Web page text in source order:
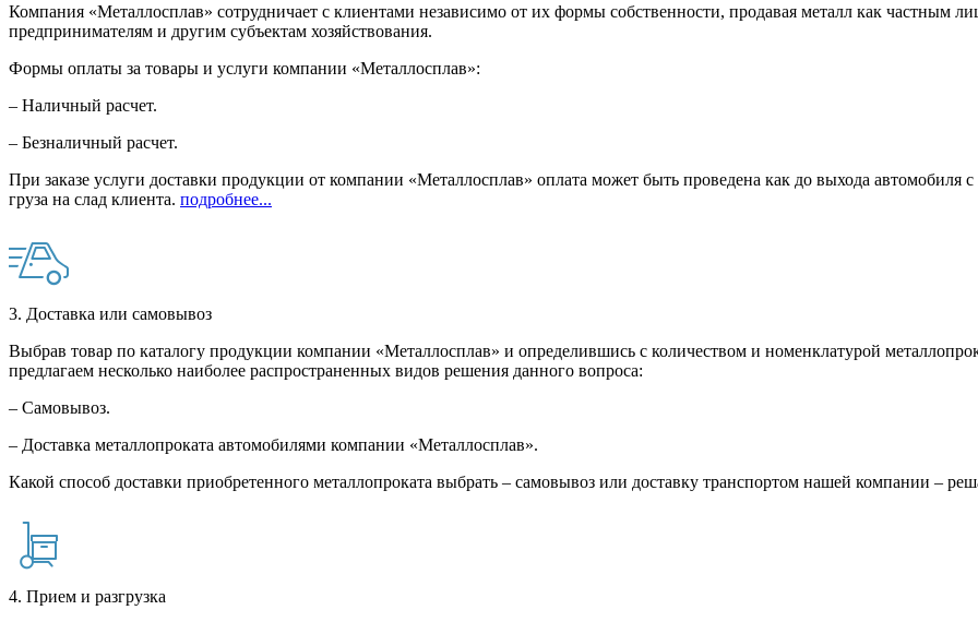
Компания «Металлосплав» сотрудничает с клиентами независимо от их формы собственности, продавая металл как частным
предпринимателям и другим субъектам хозяйствования.
Формы оплаты за товары и услуги компании «Металлосплав»:
– Наличный расчет.
– Безналичный расчет.
При заказе услуги доставки продукции от компании «Металлосплав» оплата может быть проведена как до выхода
груза на слад клиента. подробнее...
3. Доставка или самовывоз
Выбрав товар по каталогу продукции компании «Металлосплав» и определившись с количеством и номенклатурой
предлагаем несколько наиболее распространенных видов решения данного вопроса:
– Самовывоз.
– Доставка металлопроката автомобилями компании «Металлосплав».
Какой способ доставки приобретенного металлопроката выбрать – самовывоз или доставку транспортом нашей компании –
4. Прием и разгрузка